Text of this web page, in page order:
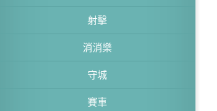
射擊
消消樂
守城
賽車